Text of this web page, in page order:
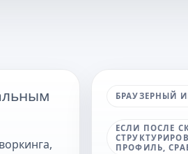
БРАУЗЕРНЫЙ
ЕСЛИ ПОСЛЕ
ПРОФИЛЬ,